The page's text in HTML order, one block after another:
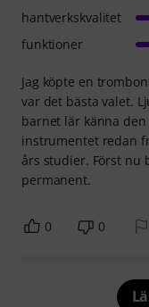
Jag köpte en
var det bästa valet.
barnet lär känna
instrumentet redan
års studier. Först
permanent.
hantverkskvalitet
funktioner
0 0